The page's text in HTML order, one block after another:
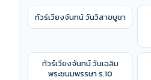
ทัวร์เวียงจันทน์ วันวิสาขบูชา
ทัวร์เวียงจันทน์ วันเฉลิม
พระชนมพรรษา ร.10